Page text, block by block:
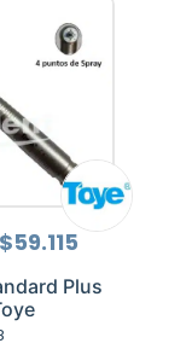
El
$59.115 El
actual
Plus